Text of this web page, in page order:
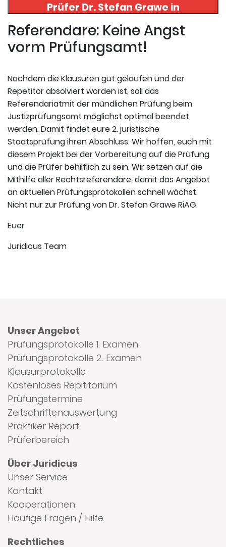
Prüfer Dr. Stefan Grawe in
uneserer Datenbank finden. Hier
registrieren und die Protokolle
abrufen.
Referendare: Keine Angst
vorm Prüfungsamt!
Nachdem die Klausuren gut gelaufen und der
Repetitor absolviert worden ist, soll das
Referendariatmit der mündlichen Prüfung beim
Justizprüfungsamt möglichst optimal beendet
werden. Damit findet eure 2. juristische
Staatsprüfung ihren Abschluss. Wir hoffen, euch mit
diesem Projekt bei der Vorbereitung auf die Prüfung
und die Prüfer behilflich zu sein. Wir setzen auf die
Mithilfe aller Rechtsreferendare, damit das Angebot
an aktuellen Prüfungsprotokollen schnell wächst.
Nicht nur zur Prüfung von Dr. Stefan Grawe RiAG.
Euer
Juridicus Team
Unser Angebot
Prüfungsprotokolle 1. Examen
Prüfungsprotokolle 2. Examen
Klausurprotokolle
Kostenloses Repititorium
Prüfungstermine
Zeitschriftenauswertung
Praktiker Report
Prüferbereich
Über Juridicus
Unser Service
Kontakt
Kooperationen
Häufige Fragen / Hilfe
Rechtliches